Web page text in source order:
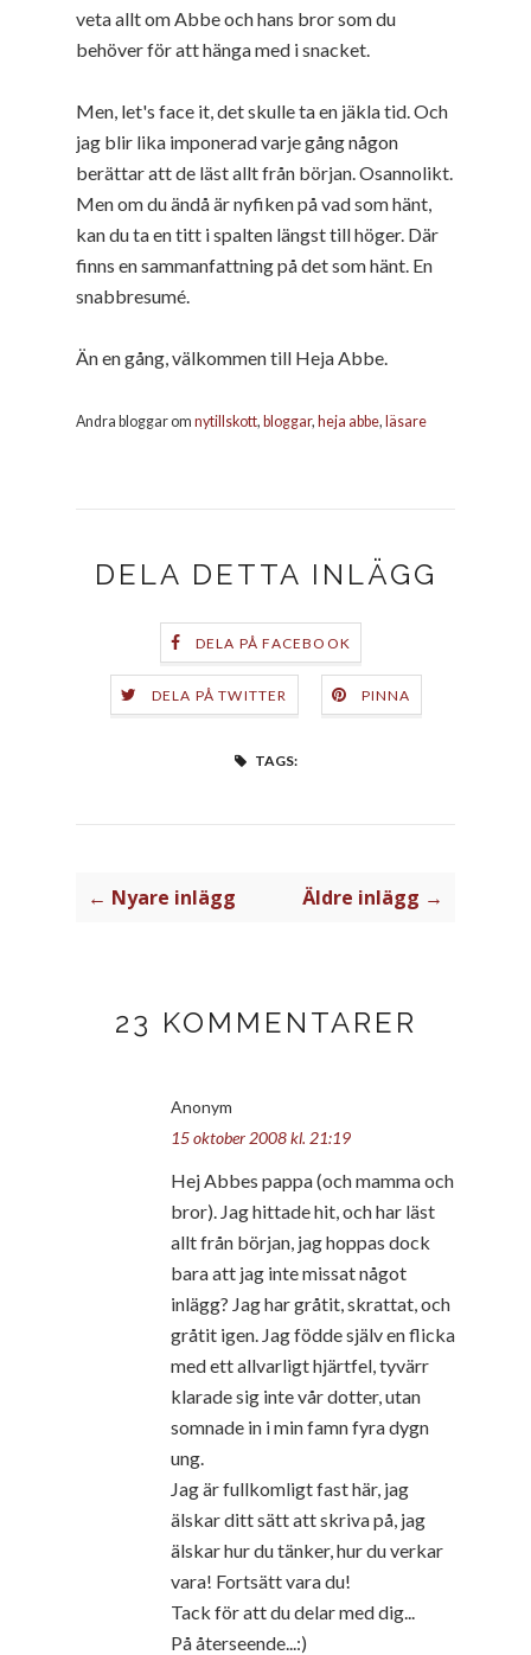
veta allt om Abbe och hans bror som du
behöver för att hänga med i snacket.
Men, let's face it, det skulle ta en jäkla tid. Och
jag blir lika imponerad varje gång någon
berättar att de läst allt från början. Osannolikt.
Men om du ändå är nyfiken på vad som hänt,
kan du ta en titt i spalten längst till höger. Där
finns en sammanfattning på det som hänt. En
snabbresumé.
Än en gång, välkommen till Heja Abbe.
Andra bloggar om nytillskott, bloggar, heja abbe, läsare
DELA DETTA INLÄGG
DELA PÅ FACEBOOK
DELA PÅ TWITTER PINNA
TAGS:
← Nyare inlägg Äldre inlägg →
23 KOMMENTARER
Anonym
15 oktober 2008 kl. 21:19
Hej Abbes pappa (och mamma och
bror). Jag hittade hit, och har läst
allt från början, jag hoppas dock
bara att jag inte missat något
inlägg? Jag har gråtit, skrattat, och
gråtit igen. Jag födde själv en flicka
med ett allvarligt hjärtfel, tyvärr
klarade sig inte vår dotter, utan
somnade in i min famn fyra dygn
ung.
Jag är fullkomligt fast här, jag
älskar ditt sätt att skriva på, jag
älskar hur du tänker, hur du verkar
vara! Fortsätt vara du!
Tack för att du delar med dig...
På återseende...:)